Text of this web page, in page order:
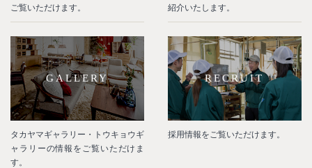
ご覧いただけます。
紹介いたします。
GALLERY
タカヤマギャラリー・トウキョウギ
ャラリーの情報をご覧いただけま
す。
RECRUIT
採用情報をご覧いただけます。